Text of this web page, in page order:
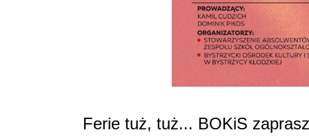
Ferie tuż, tuż... BOKiS